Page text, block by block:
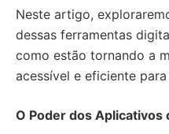
Neste artigo,
dessas ferramentas
como estão tornando a
acessível e eficiente
O Poder dos Aplicativos